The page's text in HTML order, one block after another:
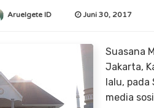
Aruelgete ID Juni 30, 2017
Suasana
Jakarta,
lalu, pada
media